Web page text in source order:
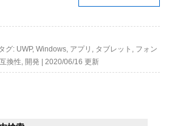
グ: UWP, Windows, アプリ , タブレット , フォン
互換性, 開発 | 2020/06/16 更新